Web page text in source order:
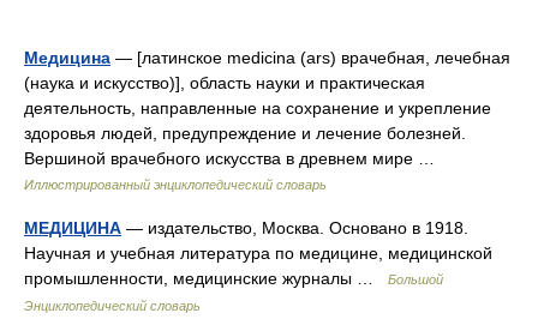
Медицина — [латинское medicina (ars) врачебная, лечебная
(наука и искусство)], область науки и практическая
деятельность, направленные на сохранение и укрепление
здоровья людей, предупреждение и лечение болезней.
Вершиной врачебного искусства в древнем мире …
Иллюстрированный энциклопедический словарь
МЕДИЦИНА — издательство, Москва. Основано в 1918.
Научная и учебная литература по медицине, медицинской
промышленности, медицинские журналы …
Большой
Энциклопедический словарь